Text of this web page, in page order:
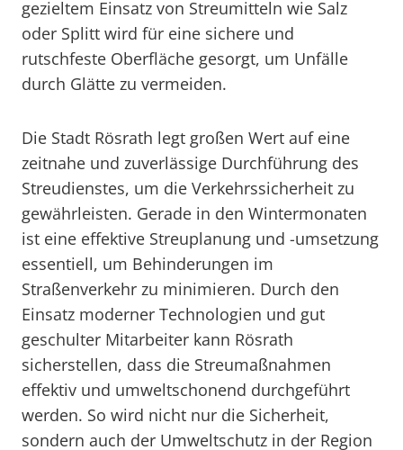
gezieltem Einsatz von Streumitteln wie Salz
oder Splitt wird für eine sichere und
rutschfeste Oberfläche gesorgt, um Unfälle
durch Glätte zu vermeiden.
Die Stadt Rösrath legt großen Wert auf eine
zeitnahe und zuverlässige Durchführung des
Streudienstes, um die Verkehrssicherheit zu
gewährleisten. Gerade in den Wintermonaten
ist eine effektive Streuplanung und -umsetzung
essentiell, um Behinderungen im
Straßenverkehr zu minimieren. Durch den
Einsatz moderner Technologien und gut
geschulter Mitarbeiter kann Rösrath
sicherstellen, dass die Streumaßnahmen
effektiv und umweltschonend durchgeführt
werden. So wird nicht nur die Sicherheit,
sondern auch der Umweltschutz in der Region